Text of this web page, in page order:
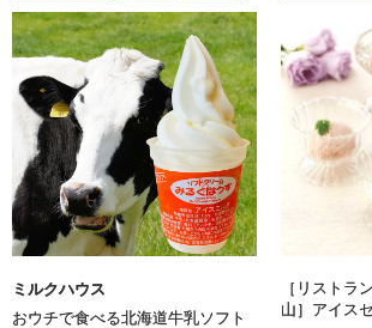
ミルクハウス
おウチで食べる北海道牛乳ソフト
［リストラ
山］アイス